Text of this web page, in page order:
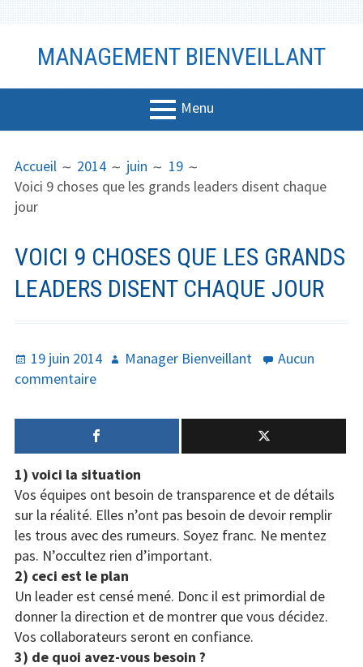
MANAGEMENT BIENVEILLANT
Menu
PRINCIPAL
Bien-être
Coaching
Communicati
on
Productivité
Techno
Marketing
Humour
Numérique
Livres
Outils
D'ARIANE
Accueil 2014 juin
19
Voici 9 choses que les grands leaders disent chaque
jour
VOICI 9 CHOSES QUE LES GRANDS
LEADERS DISENT CHAQUE JOUR
Publié
le
19 juin 2014 Auteur
Manager Bienveillant
Aucun
commentairesur
9
choses
que
les
grands
leaders
disent
chaque
jour
1) voici la situation
Vos équipes ont besoin de transparence et de détails
sur la réalité. Elles n’ont pas besoin de devoir remplir
les trous avec des rumeurs. Soyez franc. Ne mentez
pas. N’occultez rien d’important.
2) ceci est le plan
Un leader est censé mené. Donc il est primordial de
donner la direction et de montrer que vous décidez.
Vos collaborateurs seront en confiance.
3) de quoi avez-vous besoin ?